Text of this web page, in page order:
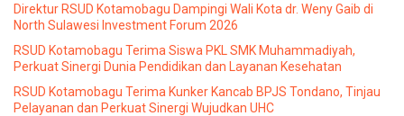
Direktur RSUD Kotamobagu Dampingi Wali Kota dr. Weny Gaib di
North Sulawesi Investment Forum 2026
RSUD Kotamobagu Terima Siswa PKL SMK Muhammadiyah,
Perkuat Sinergi Dunia Pendidikan dan Layanan Kesehatan
RSUD Kotamobagu Terima Kunker Kancab BPJS Tondano, Tinjau
Pelayanan dan Perkuat Sinergi Wujudkan UHC